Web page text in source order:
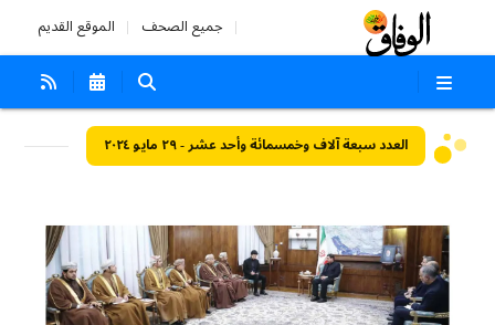
جميع الصحف الموقع القديم
العدد سبعة آلاف وخمسمائة وأحد عشر - ٢٩ مايو ٢٠٢٤